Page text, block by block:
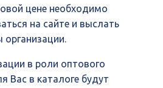
цене необходимо
на сайте и выслать
организации.
в роли оптового
Вас в каталоге будут